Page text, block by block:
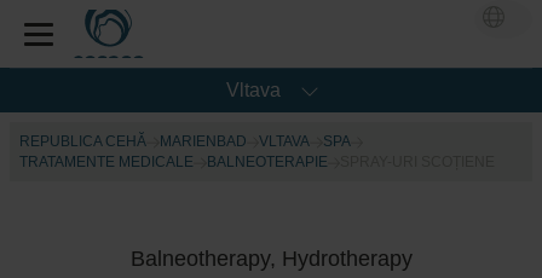
Vltava
REPUBLICA CEHĂ MARIENBAD VLTAVA
SPA
TRATAMENTE MEDICALE
BALNEOTERAPIE
Balneotherapy, Hydrotherapy